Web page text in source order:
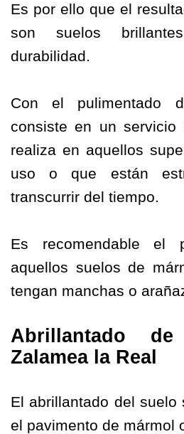
Es por ello que el
son suelos
durabilidad.
Con el pulimentado
consiste en un
realiza en aquellos
uso o que están
transcurrir del tiempo.
Es recomendable el
aquellos suelos de
tengan manchas o
Abrillantado
Zalamea la Real
El abrillantado del suelo
el pavimento de mármol